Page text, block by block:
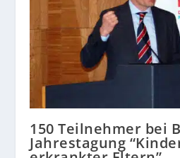
150 Teilnehmer bei
Jahrestagung